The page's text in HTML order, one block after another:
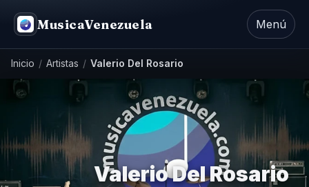
MusicaVenezuela Menú
Inicio / Artistas / Valerio Del Rosario
Valerio Del Rosario